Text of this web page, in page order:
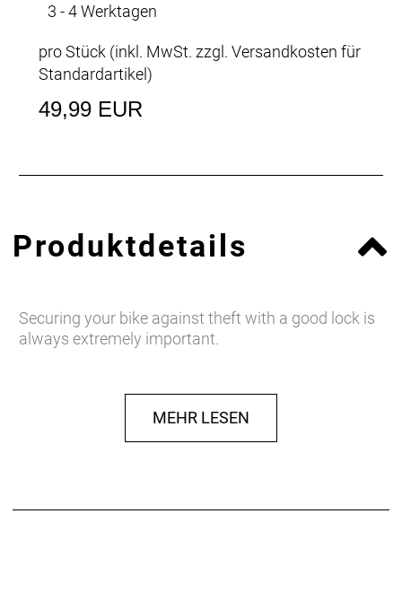
3 - 4 Werktagen
pro Stück (inkl. MwSt. zzgl. Versandkosten für
Standardartikel)
49,99 EUR
Produktdetails
Securing your bike against theft with a good lock is
always extremely important.
MEHR LESEN